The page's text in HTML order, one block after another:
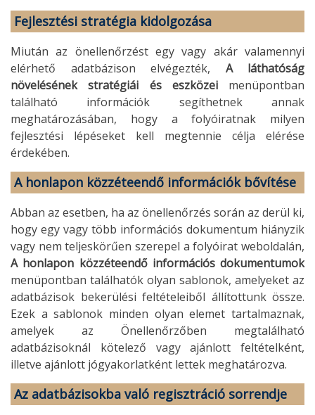
Fejlesztési stratégia kidolgozása
Miután az önellenőrzést egy vagy akár valamennyi
elérhető adatbázison elvégezték, A láthatóság
növelésének stratégiái és eszközeimenüpontban
található információk segíthetnek annak
meghatározásában, hogy a folyóiratnak milyen
fejlesztési lépéseket kell megtennie célja elérése
érdekében.
A honlapon közzéteendő információk bővítése
Abban az esetben, ha az önellenőrzés során az derül ki,
hogy egy vagy több információs dokumentum hiányzik
vagy nem teljeskörűen szerepel a folyóirat weboldalán,
A honlapon közzéteendő információs dokumentumok
menüpontban találhatók olyan sablonok, amelyeket az
adatbázisok bekerülési feltételeiből állítottunk össze.
Ezek a sablonok minden olyan elemet tartalmaznak,
amelyek az Önellenőrzőben megtalálható
adatbázisoknál kötelező vagy ajánlott feltételként,
illetve ajánlott jógyakorlatként lettek meghatározva.
Az adatbázisokba való regisztráció sorrendje